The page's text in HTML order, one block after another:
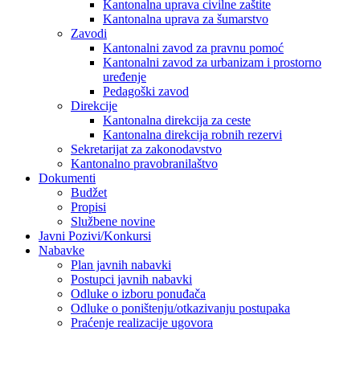
Kantonalna uprava civilne zaštite
Kantonalna uprava za šumarstvo
Zavodi
Kantonalni zavod za pravnu pomoć
Kantonalni zavod za urbanizam i prostorno
uređenje
Pedagoški zavod
Direkcije
Kantonalna direkcija za ceste
Kantonalna direkcija robnih rezervi
Sekretarijat za zakonodavstvo
Kantonalno pravobranilaštvo
Dokumenti
Budžet
Propisi
Službene novine
Javni Pozivi/Konkursi
Nabavke
Plan javnih nabavki
Postupci javnih nabavki
Odluke o izboru ponuđača
Odluke o poništenju/otkazivanju postupaka
Praćenje realizacije ugovora